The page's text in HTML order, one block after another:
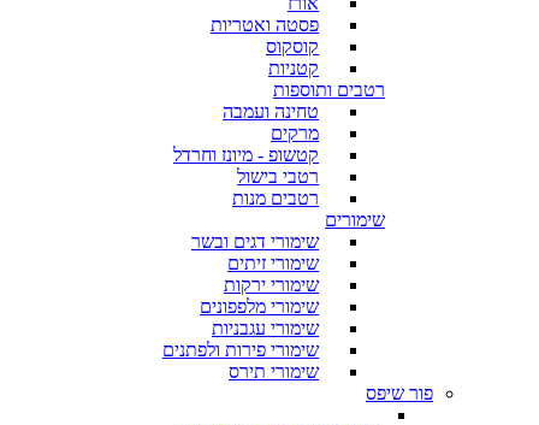
פסטה ואטריות
קוסקוס
קטניות
רטבים ותוספות
טחינה ועמבה
מרקים
קטשופ - מיונז וחרדל
רטבי בישול
רטבים מנות
שימורים
שימורי דגים ובשר
שימורי זיתים
שימורי ירקות
שימורי מלפפונים
שימורי עגבניות
שימורי פירות ולפתנים
שימורי תירס
פור שיפס